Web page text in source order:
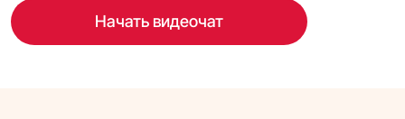
Начать видеочат